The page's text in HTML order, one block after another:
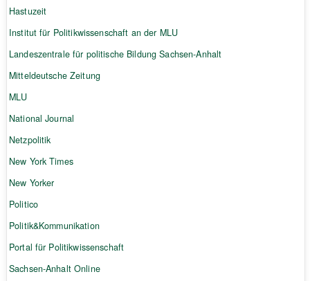
Hastuzeit
Institut für Politikwissenschaft an der MLU
Landeszentrale für politische Bildung Sachsen-Anhalt
Mitteldeutsche Zeitung
MLU
National Journal
Netzpolitik
New York Times
New Yorker
Politico
Politik&Kommunikation
Portal für Politikwissenschaft
Sachsen-Anhalt Online